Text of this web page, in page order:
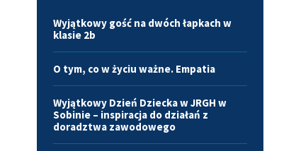
Wyjątkowy gość na dwóch łapkach w
klasie 2b
O tym, co w życiu ważne. Empatia
Wyjątkowy Dzień Dziecka w JRGH w
Sobinie – inspiracja do działań z
doradztwa zawodowego